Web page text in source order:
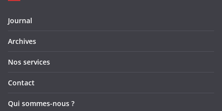
Journal
Archives
Nos services
Contact
Qui sommes-nous ?